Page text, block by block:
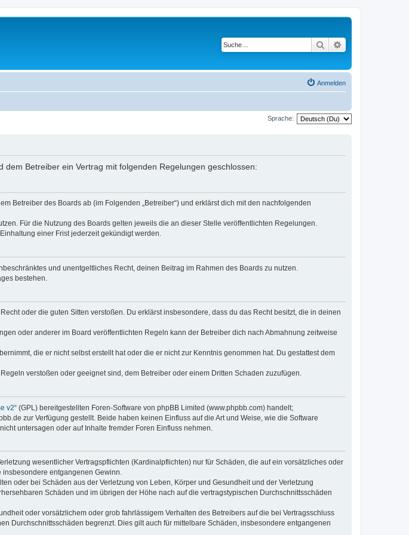
Suche
Anmelden
Sprache:
dem Betreiber ein Vertrag mit folgenden Regelungen geschlossen:
Betreiber des Boards ab (im Folgenden „Betreiber“) und erklärst dich mit den nachfolgenden
Für die Nutzung des Boards gelten jeweils die an dieser Stelle veröffentlichten Regelungen.
einer Frist jederzeit gekündigt werden.
und unentgeltliches Recht, deinen Beitrag im Rahmen des Boards zu nutzen.
bestehen.
oder die guten Sitten verstoßen. Du erklärst insbesondere, dass du das Recht besitzt, die in deinen
oder anderer im Board veröffentlichten Regeln kann der Betreiber dich nach Abmahnung zeitweise
die er nicht selbst erstellt hat oder die er nicht zur Kenntnis genommen hat. Du gestattest dem
verstoßen oder geeignet sind, dem Betreiber oder einem Dritten Schaden zuzufügen.
v2“ (GPL) bereitgestellten Foren-Software von phpBB Limited (www.phpbb.com) handelt;
zur Verfügung gestellt. Beide haben keinen Einfluss auf die Art und Weise, wie die Software
untersagen oder auf Inhalte fremder Foren Einfluss nehmen.
wesentlicher Vertragspflichten (Kardinalpflichten) nur für Schäden, die auf ein vorsätzliches oder
insbesondere entgangenen Gewinn.
oder bei Schäden aus der Verletzung von Leben, Körper und Gesundheit und der Verletzung
Schäden und im übrigen der Höhe nach auf die vertragstypischen Durchschnittsschäden
oder vorsätzlichem oder grob fahrlässigem Verhalten des Betreibers auf die bei Vertragsschluss
Durchschnittsschäden begrenzt. Dies gilt auch für mittelbare Schäden, insbesondere entgangenen